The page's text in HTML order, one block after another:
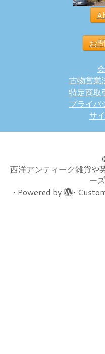
お
古物営業
特定商取
プライバ
サ
·
西洋アンティーク雑貨や
ー
· Powered by ·